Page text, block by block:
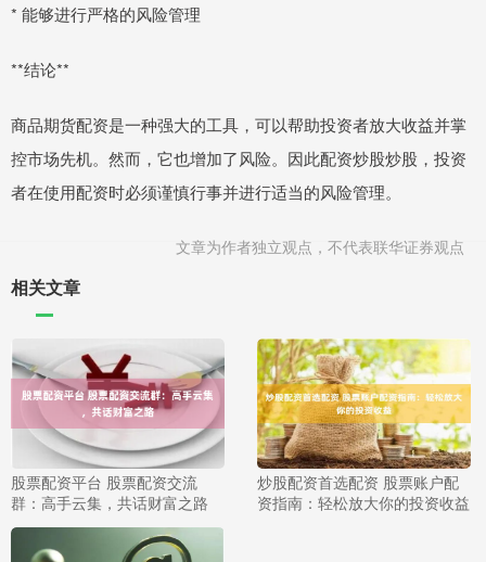
* 能够进行严格的风险管理
**结论**
商品期货配资是一种强大的工具，可以帮助投资者放大收益并掌
控市场先机。然而，它也增加了风险。因此配资炒股炒股，投资
者在使用配资时必须谨慎行事并进行适当的风险管理。
文章为作者独立观点，不代表联华证券观点
相关文章
股票配资平台 股票配资交流
群：高手云集，共话财富之路
炒股配资首选配资 股票账户配
资指南：轻松放大你的投资收益